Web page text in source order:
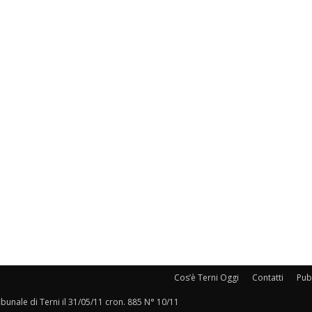
Cos’è Terni Oggi Contatti
di Terni il 31/05/11 cron. 885 N° 10/11